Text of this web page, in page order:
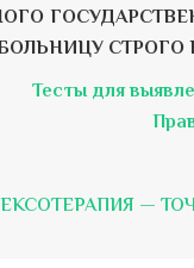
СТРОГО
Тесты для
—